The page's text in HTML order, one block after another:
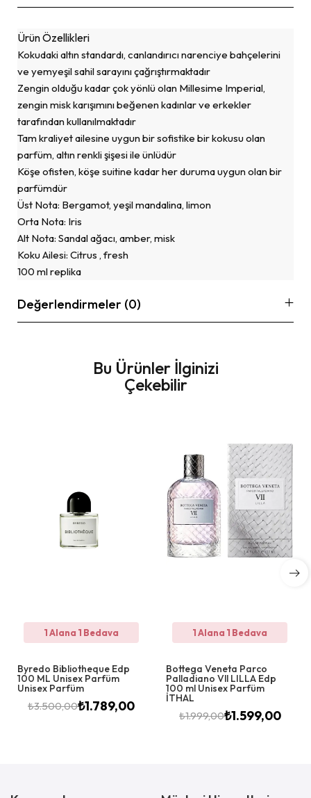
Ürün Özellikleri
Kokudaki altın standardı, canlandırıcı narenciye bahçelerini
ve yemyeşil sahil sarayını çağrıştırmaktadır
Zengin olduğu kadar çok yönlü olan Millesime Imperial,
zengin misk karışımını beğenen kadınlar ve erkekler
tarafından kullanılmaktadır
Tam kraliyet ailesine uygun bir sofistike bir kokusu olan
parfüm, altın renkli şişesi ile ünlüdür
Köşe ofisten, köşe suitine kadar her duruma uygun olan bir
parfümdür
Üst Nota: Bergamot, yeşil mandalina, limon
Orta Nota: Iris
Alt Nota: Sandal ağacı, amber, misk
Koku Ailesi: Citrus , fresh
100 ml replika
Değerlendirmeler (0)
Bu Ürünler İlginizi
Çekebilir
1 Alana 1 Bedava
Byredo Bibliotheque Edp
100 ML Unisex Parfüm
Unisex Parfüm
₺3.500,00₺1.789,00
1 Alana 1 Bedava
Bottega Veneta Parco
Palladiano Vll LILLA Edp
100 ml Unisex Parfüm
İTHAL
₺1.999,00₺1.599,00